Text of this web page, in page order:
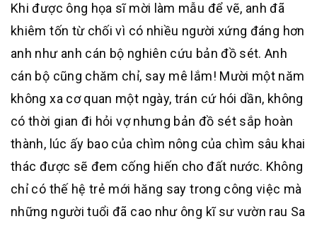
Khi được ông họa sĩ mời làm mẫu để vẽ, anh đã
khiêm tốn từ chối vì có nhiều người xứng đáng hơn
anh như anh cán bộ nghiên cứu bản đồ sét. Anh
cán bộ cũng chăm chỉ, say mê lắm! Mười một năm
không xa cơ quan một ngày, trán cứ hói dần, không
có thời gian đi hỏi vợ nhưng bản đồ sét sắp hoàn
thành, lúc ấy bao của chìm nông của chìm sâu khai
thác được sẽ đem cống hiến cho đất nước. Không
chỉ có thế hệ trẻ mới hăng say trong công việc mà
những người tuổi đã cao như ông kĩ sư vườn rau Sa